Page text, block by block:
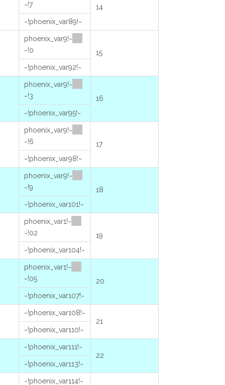
14
7!~
~!phoenix_var89!~
15
~!phoenix_var9
0!~
~!phoenix_var92!~
16
~!phoenix_var9
3!~
~!phoenix_var95!~
17
~!phoenix_var9
6!~
~!phoenix_var98!~
18
~!phoenix_var9
9!~
~!phoenix_var101!~
19
~!phoenix_var1
02!~
~!phoenix_var104!~
20
~!phoenix_var1
05!~
~!phoenix_var107!~
21
~!phoenix_var108!~
~!phoenix_var110!~
22
~!phoenix_var111!~
~!phoenix_var113!~
~!phoenix_var114!~